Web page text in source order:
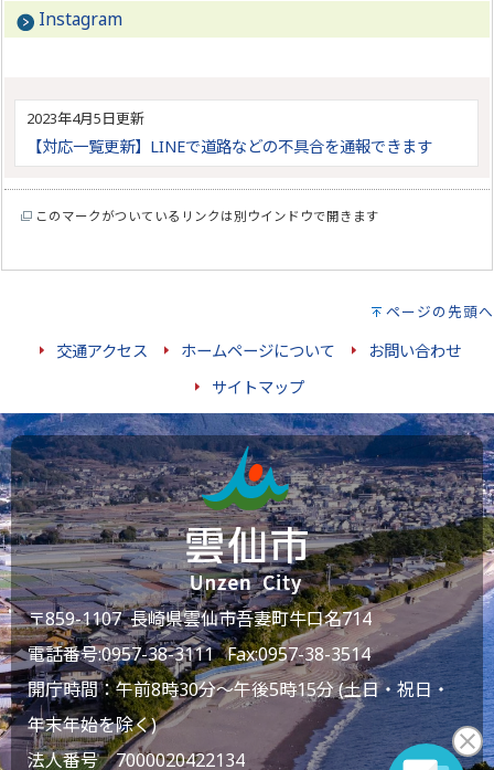
Instagram
2023年4月5日更新
【対応一覧更新】LINEで道路などの不具合を通報できます
このマークがついているリンクは別ウインドウで開きます
ページの先頭へ
交通アクセス ホームページについて
お問い合わせ
サイトマップ
〒859-1107 長崎県雲仙市吾妻町牛口名714
電話番号:0957-38-3111Fax:0957-38-3514
開庁時間：午前8時30分～午後5時15分 (土日・祝日・
年末年始を除く)
法人番号 7000020422134